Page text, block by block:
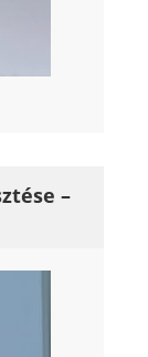
–